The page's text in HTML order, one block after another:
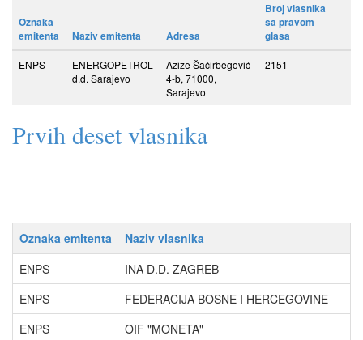
Oznaka
emitenta
Naziv emitenta Adresa
Broj vlasnika
sa pravom
glasa
ENPS
ENERGOPETROL
d.d. Sarajevo
Azize Šaćirbegović
4-b, 71000,
Sarajevo
2151
Prvih deset vlasnika
Oznaka emitenta
Naziv vlasnika
ENPS
INA D.D. ZAGREB
ENPS
FEDERACIJA BOSNE I HERCEGOVINE
ENPS
OIF "MONETA"